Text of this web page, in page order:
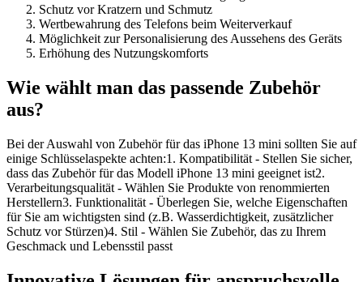
Schutz vor Kratzern und Schmutz
Wertbewahrung des Telefons beim Weiterverkauf
Möglichkeit zur Personalisierung des Aussehens des Geräts
Erhöhung des Nutzungskomforts
Wie wählt man das passende Zubehör
aus?
Bei der Auswahl von Zubehör für das iPhone 13 mini sollten Sie auf
einige Schlüsselaspekte achten:1. Kompatibilität - Stellen Sie sicher,
dass das Zubehör für das Modell iPhone 13 mini geeignet ist2.
Verarbeitungsqualität - Wählen Sie Produkte von renommierten
Herstellern3. Funktionalität - Überlegen Sie, welche Eigenschaften
für Sie am wichtigsten sind (z.B. Wasserdichtigkeit, zusätzlicher
Schutz vor Stürzen)4. Stil - Wählen Sie Zubehör, das zu Ihrem
Geschmack und Lebensstil passt